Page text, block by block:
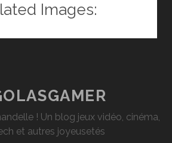
GENRE
Images:
! Un blog jeux vidéo, cinéma,
et autres joyeusetés